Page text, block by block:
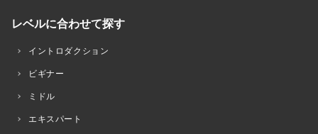
レベルに合わせて探す
イントロダクション
ビギナー
ミドル
エキスパート